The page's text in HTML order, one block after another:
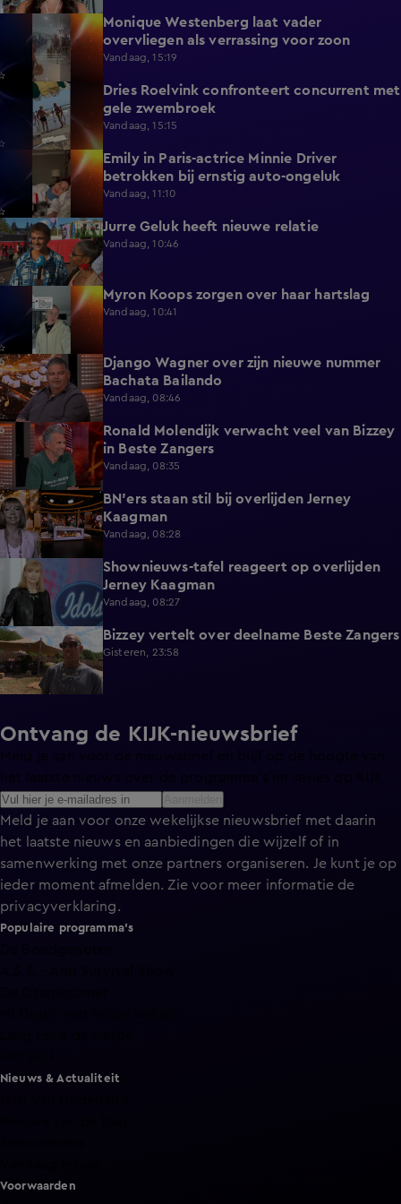
Monique Westenberg laat vader
overvliegen als verrassing voor zoon
Vandaag, 15:19
0:17
Dries Roelvink confronteert concurrent met
gele zwembroek
Vandaag, 15:15
Emily in Paris-actrice Minnie Driver
betrokken bij ernstig auto-ongeluk
Vandaag, 11:10
1:12 Jurre Geluk heeft nieuwe relatie
Vandaag, 10:46
Myron Koops zorgen over haar hartslag
Vandaag, 10:41
2:28
Django Wagner over zijn nieuwe nummer
Bachata Bailando
Vandaag, 08:46
0:39
Ronald Molendijk verwacht veel van Bizzey
in Beste Zangers
Vandaag, 08:35
3:44
BN'ers staan stil bij overlijden Jerney
Kaagman
Vandaag, 08:28
5:12
Shownieuws-tafel reageert op overlijden
Jerney Kaagman
Vandaag, 08:27
1:14 Bizzey vertelt over deelname Beste Zangers
Gisteren, 23:58
Ontvang de KIJK-nieuwsbrief
Meld je aan voor de nieuwsbrief en blijf op de hoogte van
Meld je aan voor onze wekelijkse nieuwsbrief met daarin
het laatste nieuws en aanbiedingen die wijzelf of in
samenwerking met onze partners organiseren. Je kunt je op
ieder moment afmelden. Zie voor meer informatie de
privacyverklaring.
Populaire programma's
Nieuws & Actualiteit
Voorwaarden